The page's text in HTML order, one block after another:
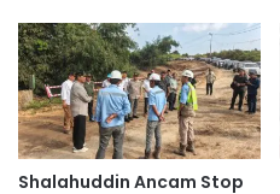
Shalahuddin Ancam Stop